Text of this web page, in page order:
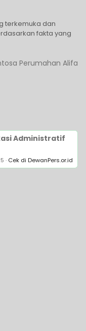
terkemuka dan
fakta yang
Perumahan Alifa
Administratif
· Cek di DewanPers.or.id